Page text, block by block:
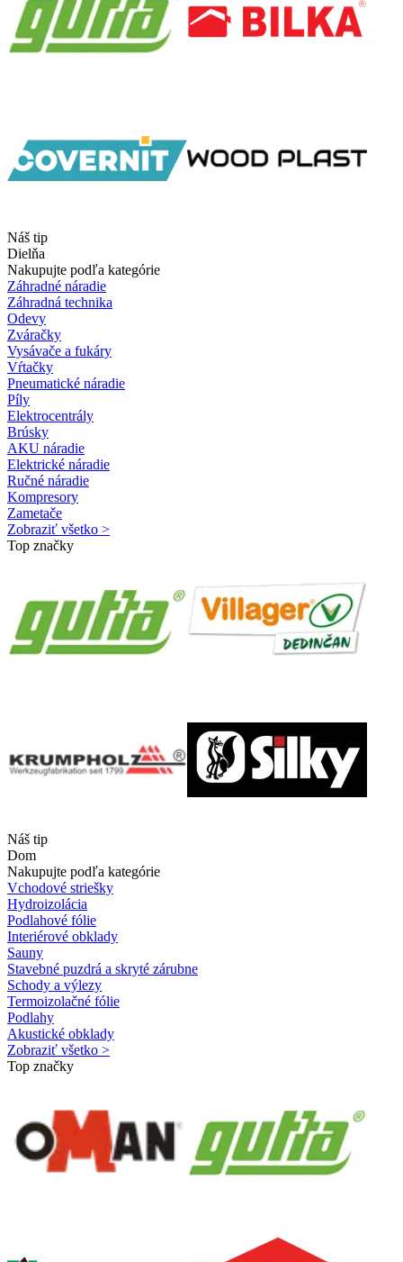
Náš tip
Dielňa
Nakupujte podľa kategórie
Záhradné náradie
Záhradná technika
Odevy
Zváračky
Vysávače a fukáry
Vŕtačky
Pneumatické náradie
Píly
Elektrocentrály
Brúsky
AKU náradie
Elektrické náradie
Ručné náradie
Kompresory
Zametače
Zobraziť všetko >
Top značky
Náš tip
Dom
Nakupujte podľa kategórie
Vchodové striešky
Hydroizolácia
Podlahové fólie
Interiérové obklady
Sauny
Stavebné puzdrá a skryté zárubne
Schody a výlezy
Termoizolačné fólie
Podlahy
Akustické obklady
Zobraziť všetko >
Top značky